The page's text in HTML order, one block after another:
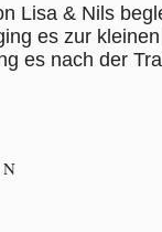
Lisa & Nils
es zur
es nach der